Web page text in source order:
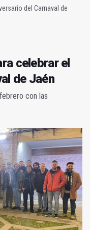
del Carnaval de
celebrar el
de Jaén
con las